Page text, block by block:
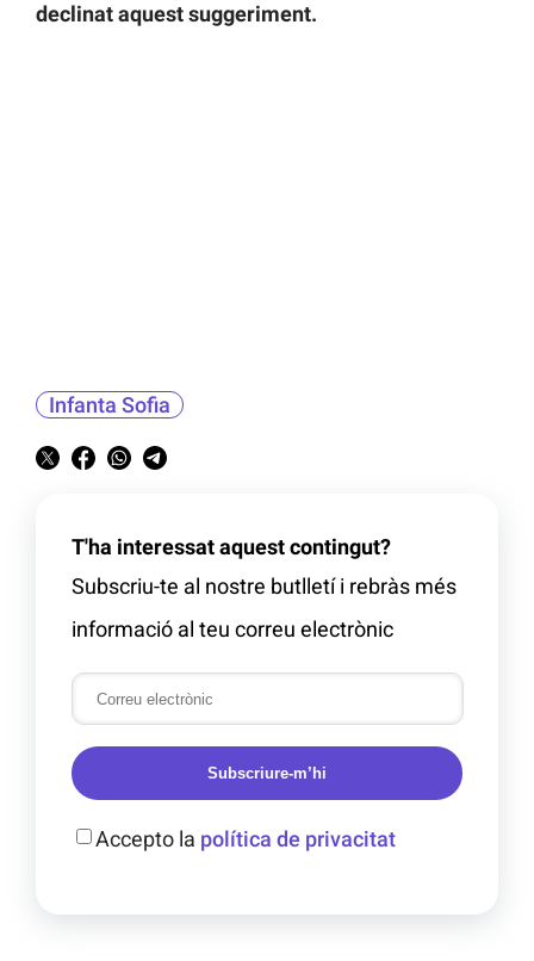
declinat aquest suggeriment.
Infanta Sofia
T'ha interessat aquest contingut?
Subscriu-te al nostre butlletí i rebràs més
informació al teu correu electrònic
Subscriure-m’hi
Accepto la política de privacitat